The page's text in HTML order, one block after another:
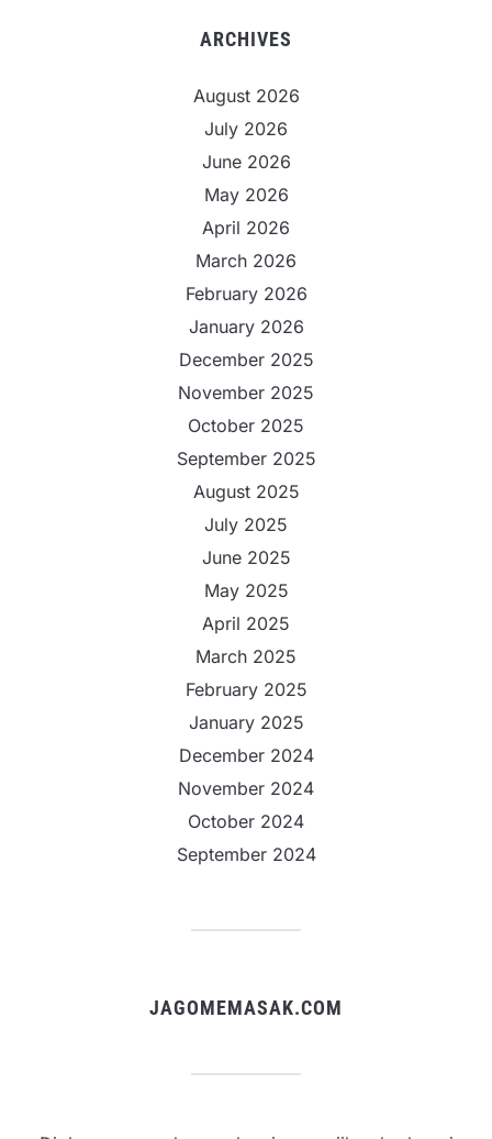
ARCHIVES
August 2026
July 2026
June 2026
May 2026
April 2026
March 2026
February 2026
January 2026
December 2025
November 2025
October 2025
September 2025
August 2025
July 2025
June 2025
May 2025
April 2025
March 2025
February 2025
January 2025
December 2024
November 2024
October 2024
September 2024
JAGOMEMASAK.COM